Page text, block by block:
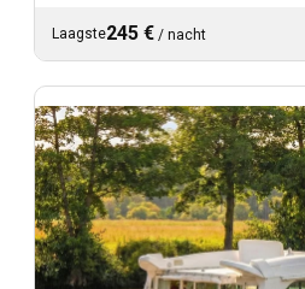
Laagste245 € / nacht